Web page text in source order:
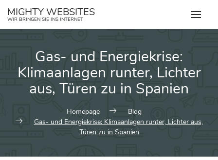
InhaltMIGHTY WEBSITES
WIR BRINGEN SIE INS INTERNET
Gas- und Energiekrise:
Klimaanlagen runter, Lichter
aus, Türen zu in Spanien
Homepage
Blog
Gas- und Energiekrise: Klimaanlagen runter, Lichter aus,
Türen zu in Spanien